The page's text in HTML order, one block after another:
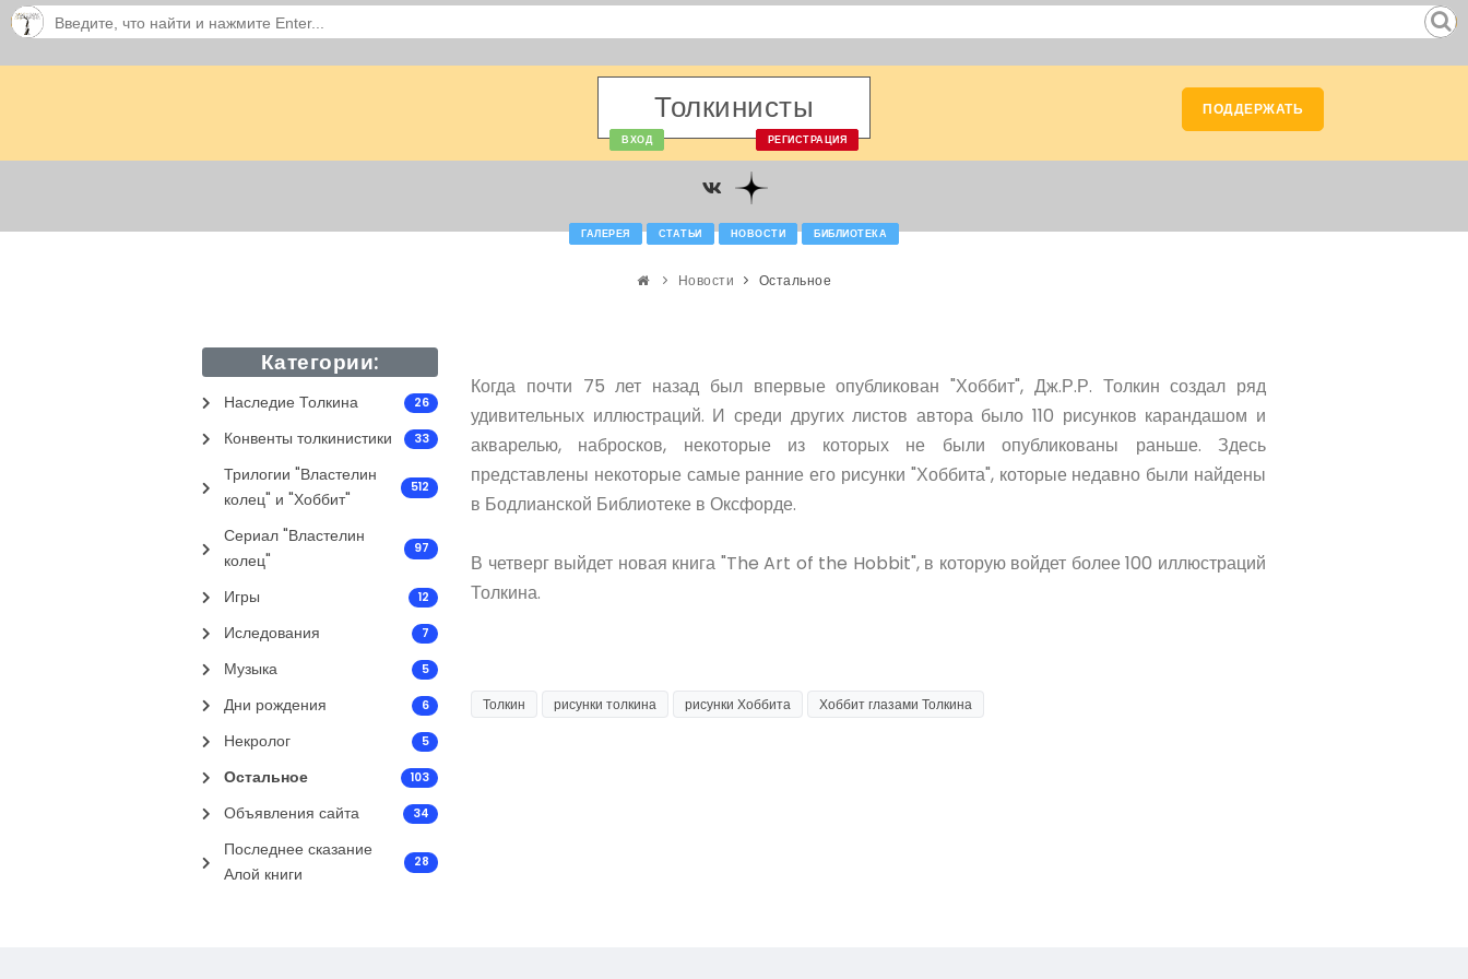
Толкинисты
ВХОД РЕГИСТРАЦИЯ
ПОДДЕРЖАТЬ
ГАЛЕРЕЯ СТАТЬИ НОВОСТИ БИБЛИОТЕКА
Новости Остальное
Категории:
Наследие Толкина 26
Конвенты толкинистики 33
Трилогии "Властелин
колец" и "Хоббит"
512
Сериал "Властелин
колец"
97
Игры 12
Иследования 7
Музыка 5
Дни рождения 6
Некролог 5
Остальное 103
Объявления сайта 34
Последнее сказание
Алой книги
28
Когда почти 75 лет назад был впервые опубликован "Хоббит", Дж.Р.Р. Толкин создал ряд
удивительных иллюстраций. И среди других листов автора было 110 рисунков карандашом и
акварелью, набросков, некоторые из которых не были опубликованы раньше. Здесь
представлены некоторые самые ранние его рисунки "Хоббита", которые недавно были найдены
в Бодлианской Библиотеке в Оксфорде.
В четверг выйдет новая книга "The Art of the Hobbit", в которую войдет более 100 иллюстраций
Толкина.
Толкин рисунки толкина рисунки Хоббита Хоббит глазами Толкина